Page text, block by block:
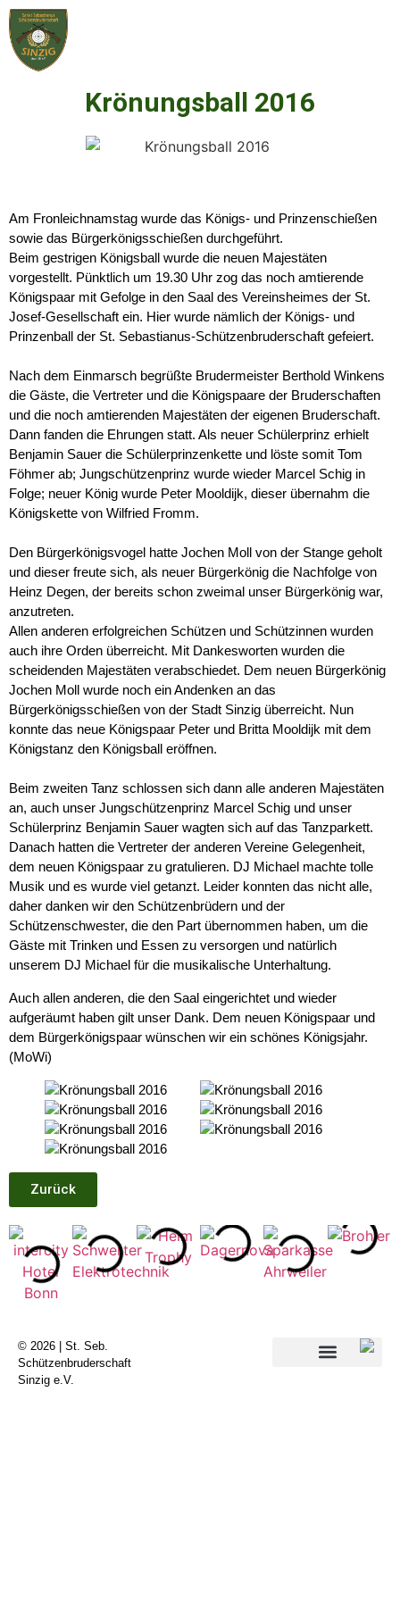
Krönungsball 2016
Am Fronleichnamstag wurde das Königs- und Prinzenschießen
sowie das Bürgerkönigsschießen durchgeführt.
Beim gestrigen Königsball wurde die neuen Majestäten
vorgestellt. Pünktlich um 19.30 Uhr zog das noch amtierende
Königspaar mit Gefolge in den Saal des Vereinsheimes der St.
Josef-Gesellschaft ein. Hier wurde nämlich der Königs- und
Prinzenball der St. Sebastianus-Schützenbruderschaft gefeiert.
Nach dem Einmarsch begrüßte Brudermeister Berthold Winkens
die Gäste, die Vertreter und die Königspaare der Bruderschaften
und die noch amtierenden Majestäten der eigenen Bruderschaft.
Dann fanden die Ehrungen statt. Als neuer Schülerprinz erhielt
Benjamin Sauer die Schülerprinzenkette und löste somit Tom
Föhmer ab; Jungschützenprinz wurde wieder Marcel Schig in
Folge; neuer König wurde Peter Mooldijk, dieser übernahm die
Königskette von Wilfried Fromm.
Den Bürgerkönigsvogel hatte Jochen Moll von der Stange geholt
und dieser freute sich, als neuer Bürgerkönig die Nachfolge von
Heinz Degen, der bereits schon zweimal unser Bürgerkönig war,
anzutreten.
Allen anderen erfolgreichen Schützen und Schützinnen wurden
auch ihre Orden überreicht. Mit Dankesworten wurden die
scheidenden Majestäten verabschiedet. Dem neuen Bürgerkönig
Jochen Moll wurde noch ein Andenken an das
Bürgerkönigsschießen von der Stadt Sinzig überreicht. Nun
konnte das neue Königspaar Peter und Britta Mooldijk mit dem
Königstanz den Königsball eröffnen.
Beim zweiten Tanz schlossen sich dann alle anderen Majestäten
an, auch unser Jungschützenprinz Marcel Schig und unser
Schülerprinz Benjamin Sauer wagten sich auf das Tanzparkett.
Danach hatten die Vertreter der anderen Vereine Gelegenheit,
dem neuen Königspaar zu gratulieren. DJ Michael machte tolle
Musik und es wurde viel getanzt. Leider konnten das nicht alle,
daher danken wir den Schützenbrüdern und der
Schützenschwester, die den Part übernommen haben, um die
Gäste mit Trinken und Essen zu versorgen und natürlich
unserem DJ Michael für die musikalische Unterhaltung.
Auch allen anderen, die den Saal eingerichtet und wieder
aufgeräumt haben gilt unser Dank. Dem neuen Königspaar und
dem Bürgerkönigspaar wünschen wir ein schönes Königsjahr.
(MoWi)
Zurück
© 2026 | St. Seb.
Schützenbruderschaft
Sinzig e.V.